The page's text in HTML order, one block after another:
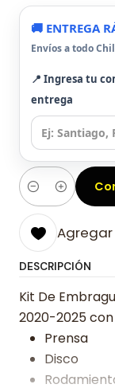
🚚 ENTREGA
Envíos a todo
📍 Ingresa tu
entrega
Cantidad
DESCRIPCIÓN
Kit De
2020-2025
Prensa
Disco